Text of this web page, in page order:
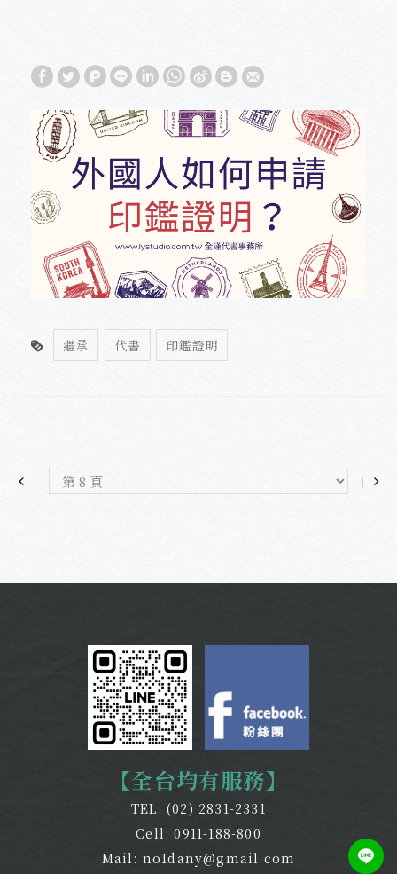
繼承 代書 印鑑證明
【全台均有服務】
TEL:(02) 2831-2331
Cell:0911-188-800
Mail: no1dany@gmail.com